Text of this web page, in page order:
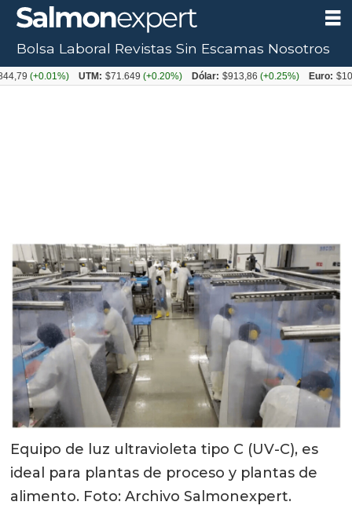
Equipo de luz ultravioleta tipo C (UV-C), es
ideal para plantas de proceso y plantas de
alimento. Foto: Archivo Salmonexpert.
Bolsa Laboral Revistas Sin Escamas Nosotros
UTM: $71.649 (+0.20%) Dólar: $913,86 (+0.25%) Euro: $1053,08(-